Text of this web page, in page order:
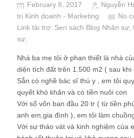
February 8, 2017 Nguyễn
trị Kinh doanh - Marketing
No
Link tài trợ: Seri sách Blog Nhân sự;
sự;
Nhà ba mẹ tôi ở phan thiết là nhà
diện tích đất trên 1.500 m2 ( sau khi
Sẳn có nghề bác sĩ thú y , em tôi
quyết khó khăn và có tiền nuôi con
Với số vốn ban đầu 20 tr ( từ tiền
anh em,gia đình ), em tôi làm
Với sự tháo vát và kinh nghiệm của